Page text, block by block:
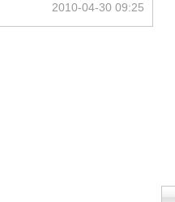
2010-04-30 09:25